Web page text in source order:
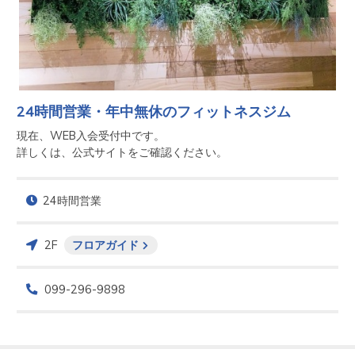
24時間営業・年中無休のフィットネスジム
現在、WEB入会受付中です。
詳しくは、公式サイトをご確認ください。
24時間営業
2F フロアガイド
099-296-9898